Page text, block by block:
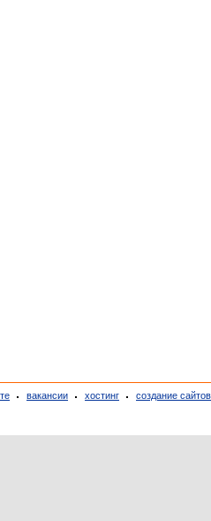
вакансии хостинг создание сайтов